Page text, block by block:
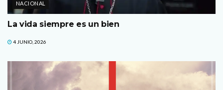
NACIONAL
La vida siempre es un bien
4 JUNIO, 2026